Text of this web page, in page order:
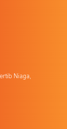
Niaga,